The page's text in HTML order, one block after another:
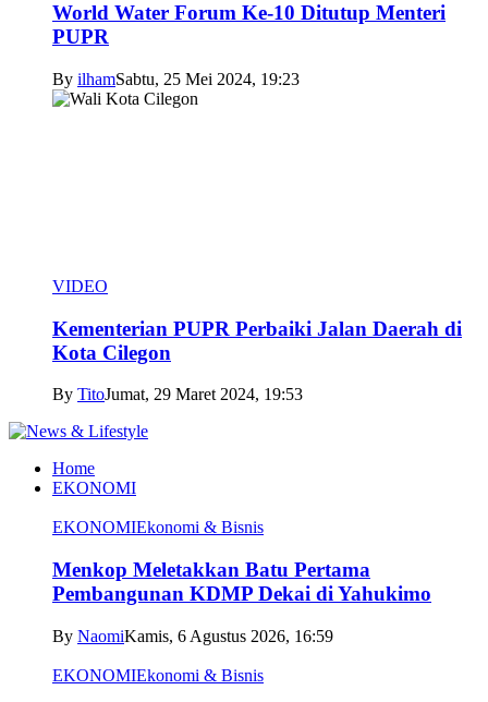
World Water Forum Ke-10 Ditutup Menteri
PUPR
By ilhamSabtu, 25 Mei 2024, 19:23
VIDEO
Kementerian PUPR Perbaiki Jalan Daerah di
Kota Cilegon
By TitoJumat, 29 Maret 2024, 19:53
Home
EKONOMI
EKONOMIEkonomi & Bisnis
Menkop Meletakkan Batu Pertama
Pembangunan KDMP Dekai di Yahukimo
By NaomiKamis, 6 Agustus 2026, 16:59
EKONOMIEkonomi & Bisnis